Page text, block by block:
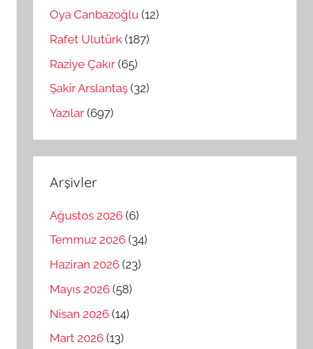
Oya Canbazoğlu (12)
Rafet Ulutürk (187)
Raziye Çakır (65)
Şakir Arslantaş (32)
Yazılar (697)
Arşivler
Ağustos 2026 (6)
Temmuz 2026 (34)
Haziran 2026 (23)
Mayıs 2026 (58)
Nisan 2026 (14)
Mart 2026 (13)